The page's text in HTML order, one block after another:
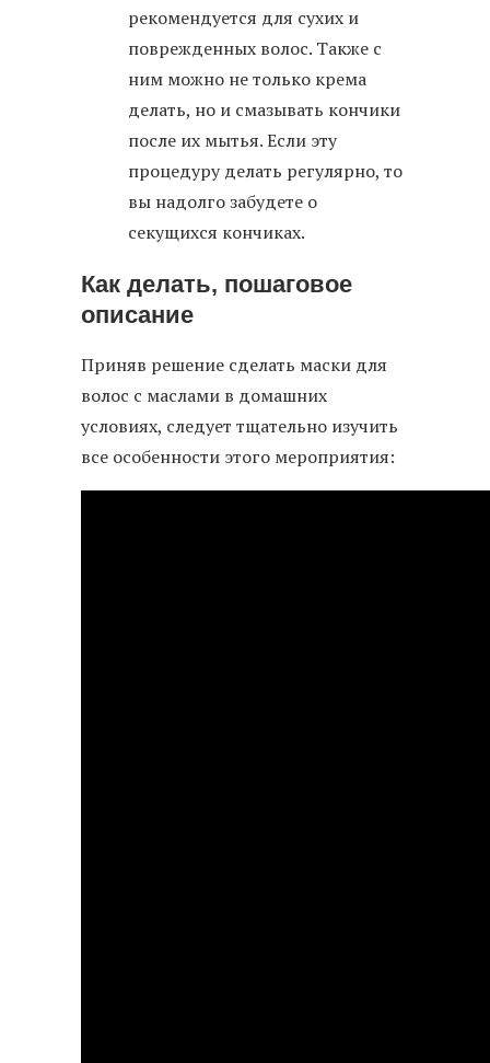
рекомендуется для сухих и
поврежденных волос. Также с
ним можно не только крема
делать, но и смазывать кончики
после их мытья. Если эту
процедуру делать регулярно, то
вы надолго забудете о
секущихся кончиках.
Как делать, пошаговое
описание
Приняв решение сделать маски для
волос с маслами в домашних
условиях, следует тщательно изучить
все особенности этого мероприятия: